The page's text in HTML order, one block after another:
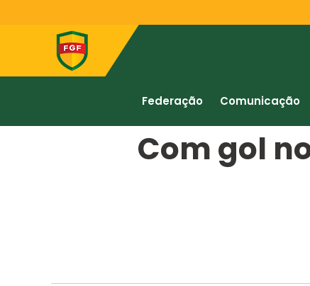
Federação Comunicação
Com gol